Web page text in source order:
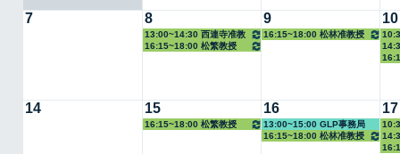
7 8
13:00~14:30 西連寺准教
授
16:15~18:00 松繁教授
9
16:15~18:00 松林准教授
10
14 15
16:15~18:00 松繁教授
16
13:00~15:00 GLP事務局
16:15~18:00 松林准教授
17